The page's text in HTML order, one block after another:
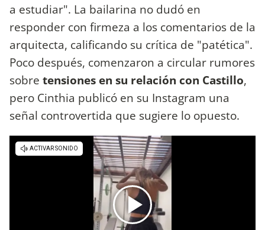
a estudiar". La bailarina no dudó en
responder con firmeza a los comentarios de la
arquitecta, calificando su crítica de "patética".
Poco después, comenzaron a circular rumores
sobre tensiones en su relación con Castillo,
pero Cinthia publicó en su Instagram una
señal controvertida que sugiere lo opuesto.